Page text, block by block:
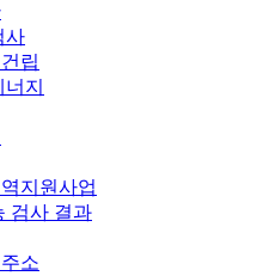
사
립
지
지원사업
검사 결과
소